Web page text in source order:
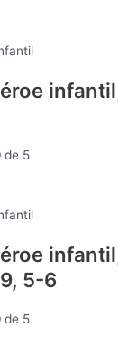
de 5
5-6
de 5